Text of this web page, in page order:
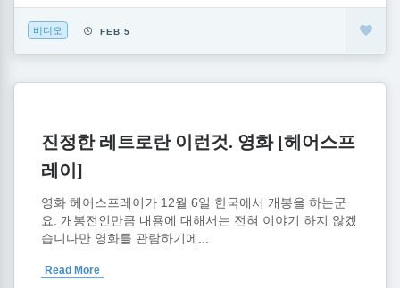
비디오 FEB 5
진정한 레트로란 이런것. 영화 [헤어스프
레이]
영화 헤어스프레이가 12월 6일 한국에서 개봉을 하는군
요. 개봉전인만큼 내용에 대해서는 전혀 이야기 하지 않겠
습니다만 영화를 관람하기에...
Read More